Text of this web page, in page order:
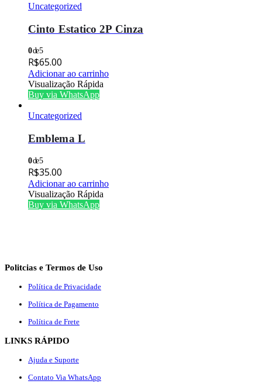
Uncategorized
Cinto Estatico 2P Cinza
0de 5
R$65.00
Adicionar ao carrinho
Visualização Rápida
Buy via WhatsApp
Uncategorized
Emblema L
0de 5
R$35.00
Adicionar ao carrinho
Visualização Rápida
Buy via WhatsApp
Politcias e Termos de Uso
Política de Privacidade
Política de Pagamento
Política de Frete
LINKS RÁPIDO
Ajuda e Suporte
Contato Via WhatsApp